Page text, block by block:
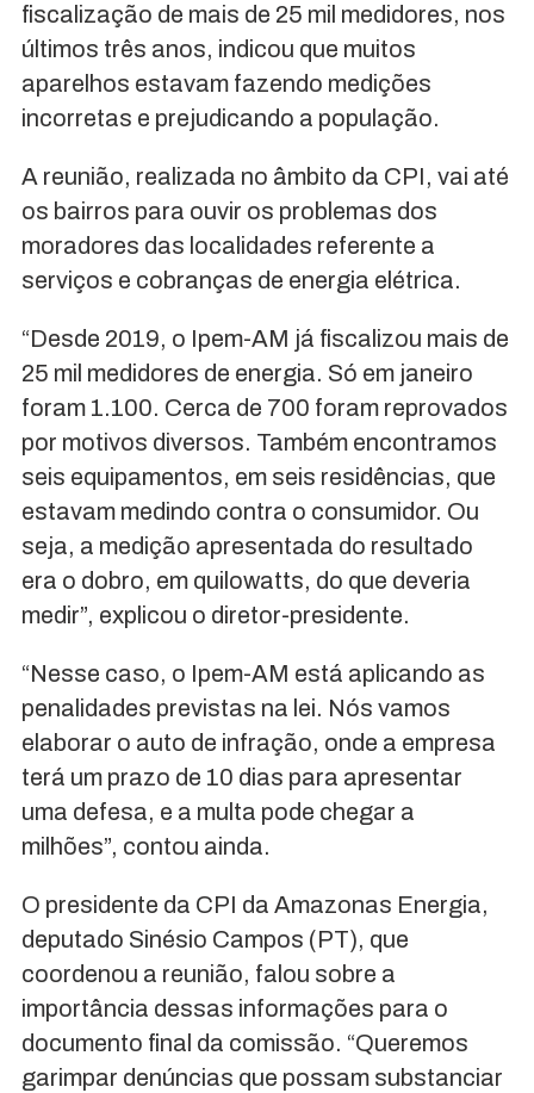
fiscalização de mais de 25 mil medidores, nos
últimos três anos, indicou que muitos
aparelhos estavam fazendo medições
incorretas e prejudicando a população.
A reunião, realizada no âmbito da CPI, vai até
os bairros para ouvir os problemas dos
moradores das localidades referente a
serviços e cobranças de energia elétrica.
“Desde 2019, o Ipem-AM já fiscalizou mais de
25 mil medidores de energia. Só em janeiro
foram 1.100. Cerca de 700 foram reprovados
por motivos diversos. Também encontramos
seis equipamentos, em seis residências, que
estavam medindo contra o consumidor. Ou
seja, a medição apresentada do resultado
era o dobro, em quilowatts, do que deveria
medir”, explicou o diretor-presidente.
“Nesse caso, o Ipem-AM está aplicando as
penalidades previstas na lei. Nós vamos
elaborar o auto de infração, onde a empresa
terá um prazo de 10 dias para apresentar
uma defesa, e a multa pode chegar a
milhões”, contou ainda.
O presidente da CPI da Amazonas Energia,
deputado Sinésio Campos (PT), que
coordenou a reunião, falou sobre a
importância dessas informações para o
documento final da comissão. “Queremos
garimpar denúncias que possam substanciar